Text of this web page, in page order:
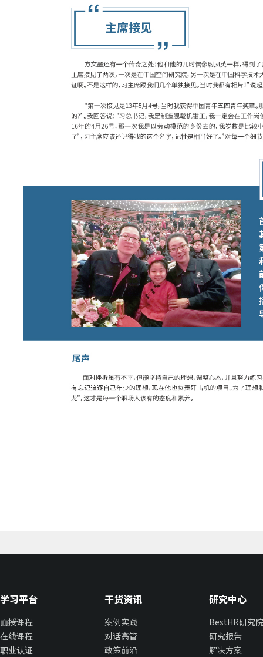
学习平台
面授课程
在线课程
职业认证
干货资讯
案例实践
对话高管
政策前沿
研究中心
BestHR研究院
研究报告
解决方案